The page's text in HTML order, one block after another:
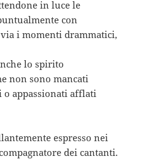
in luce le
con
i momenti drammatici,
lo spirito
non sono mancati
appassionati afflati
espresso nei
dei cantanti.